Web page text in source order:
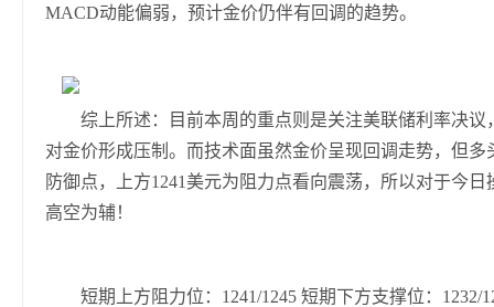
MACD动能偏弱，预计金价仍伴有回调的趋势。
综上所述：目前本周的重点则是关注美联储利率决议
对金价形成压制。而技术面虽然金价呈现回调走势，但
防御点，上方1241美元为阻力点看向震荡，所以对于今
高空为辅！
短期上方阻力位：1241/1245 短期下方支撑位：1232/